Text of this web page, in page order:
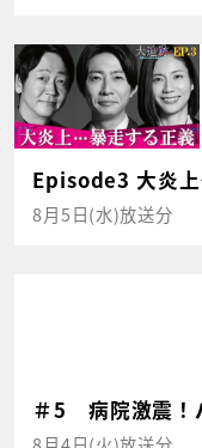
Episode3 大炎
8月5日(水)放送分
＃5 病院激震！